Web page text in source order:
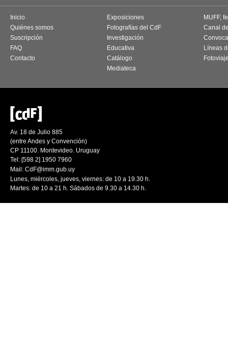
Inicio
Quiénes somos
Suscripción
FAQ
Contacto
Exposiciones
Fotografías del CdF
Investigación
Educativa
Catálogo
Mediateca
MUFF,
Canal
Líneas
Av. 18 de Julio 885
(entre Andes y Convención)
CP 11100. Montevideo. Uruguay
Tel: [598 2] 1950 7960
Mail: CdF@imm.gub.uy
Lunes, miércoles, jueves, viernes: de 10 a 19.30 h.
Martes: de 10 a 21 h. Sábados de 9.30 a 14.30 h.